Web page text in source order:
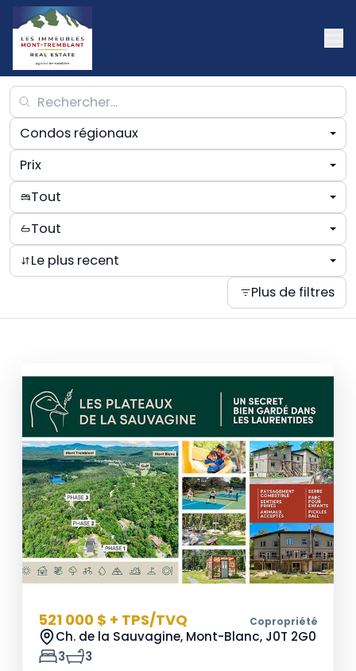
Condos régionaux
Prix
Tout
Tout
Le plus recent
Plus de filtres
521 000 $ + TPS/TVQ Copropriété
Ch. de la Sauvagine, Mont-Blanc, J0T 2G0
3
3